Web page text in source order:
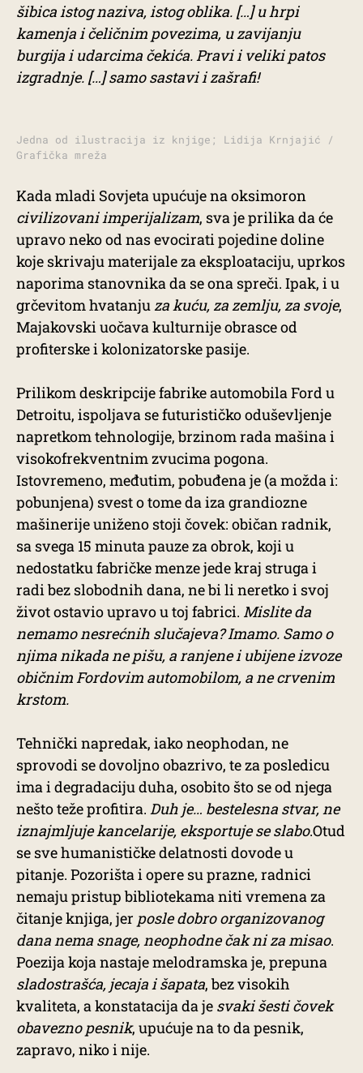
šibica istog naziva, istog oblika. […] u hrpi
kamenja i čeličnim povezima, u zavijanju
burgija i udarcima čekića. Pravi i veliki patos
izgradnje. […] samo sastavi i zašrafi!
Jedna od ilustracija iz knjige; Lidija Krnjajić /
Grafička mreža
Kada mladi Sovjeta upućuje na oksimoron
civilizovani imperijalizam, sva je prilika da će
upravo neko od nas evocirati pojedine doline
koje skrivaju materijale za eksploataciju, uprkos
naporima stanovnika da se ona spreči. Ipak, i u
grčevitom hvatanju za kuću, za zemlju, za svoje,
Majakovski uočava kulturnije obrasce od
profiterske i kolonizatorske pasije.
Prilikom deskripcije fabrike automobila Ford u
Detroitu, ispoljava se futurističko oduševljenje
napretkom tehnologije, brzinom rada mašina i
visokofrekventnim zvucima pogona.
Istovremeno, međutim, pobuđena je (a možda i:
pobunjena) svest o tome da iza grandiozne
mašinerije uniženo stoji čovek: običan radnik,
sa svega 15 minuta pauze za obrok, koji u
nedostatku fabričke menze jede kraj struga i
radi bez slobodnih dana, ne bi li neretko i svoj
život ostavio upravo u toj fabrici. Mislite da
nemamo nesrećnih slučajeva? Imamo. Samo o
njima nikada ne pišu, a ranjene i ubijene izvoze
običnim Fordovim automobilom, a ne crvenim
krstom.
Tehnički napredak, iako neophodan, ne
sprovodi se dovoljno obazrivo, te za posledicu
ima i degradaciju duha, osobito što se od njega
nešto teže profitira. Duh je… bestelesna stvar, ne
iznajmljuje kancelarije, eksportuje se slabo.Otud
se sve humanističke delatnosti dovode u
pitanje. Pozorišta i opere su prazne, radnici
nemaju pristup bibliotekama niti vremena za
čitanje knjiga, jer posle dobro organizovanog
dana nema snage, neophodne čak ni za misao.
Poezija koja nastaje melodramska je, prepuna
sladostrašća, jecaja i šapata, bez visokih
kvaliteta, a konstatacija da je svaki šesti čovek
obavezno pesnik, upućuje na to da pesnik,
zapravo, niko i nije.